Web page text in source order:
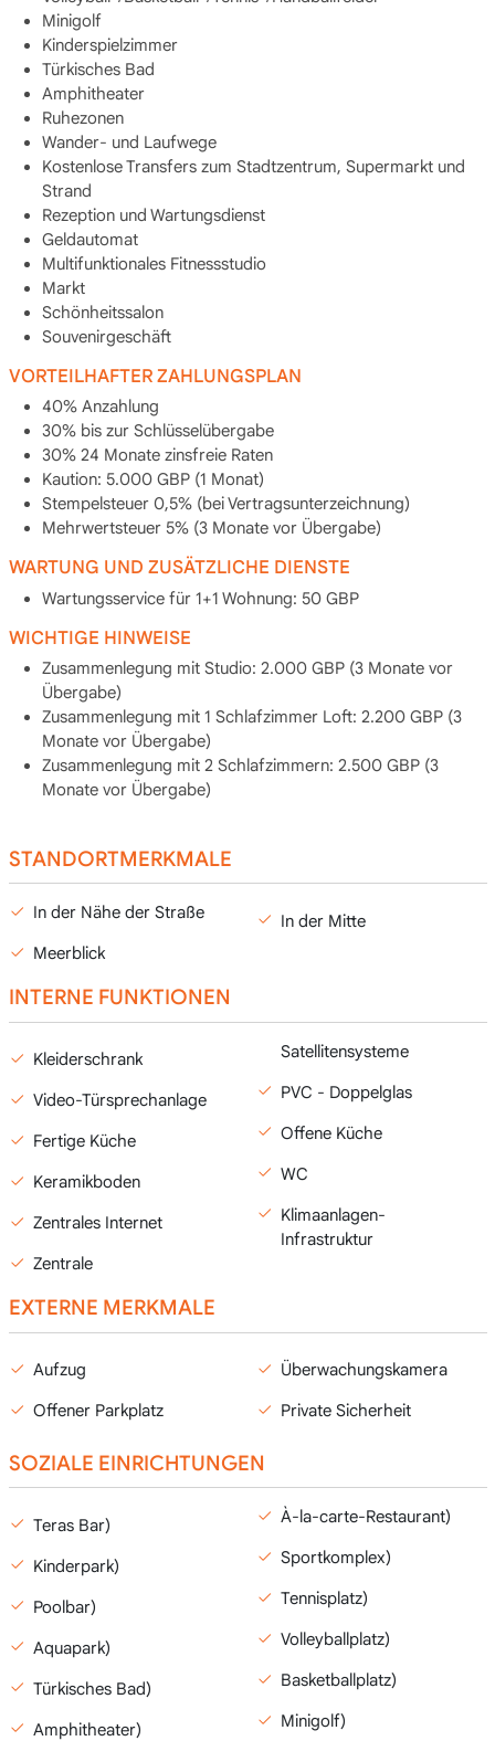
Minigolf
Kinderspielzimmer
Türkisches Bad
Amphitheater
Ruhezonen
Wander- und Laufwege
Kostenlose Transfers zum Stadtzentrum, Supermarkt und
Strand
Rezeption und Wartungsdienst
Geldautomat
Multifunktionales Fitnessstudio
Markt
Schönheitssalon
Souvenirgeschäft
VORTEILHAFTER ZAHLUNGSPLAN
40% Anzahlung
30% bis zur Schlüsselübergabe
30% 24 Monate zinsfreie Raten
Kaution: 5.000 GBP (1 Monat)
Stempelsteuer 0,5% (bei Vertragsunterzeichnung)
Mehrwertsteuer 5% (3 Monate vor Übergabe)
WARTUNG UND ZUSÄTZLICHE DIENSTE
Wartungsservice für 1+1 Wohnung: 50 GBP
WICHTIGE HINWEISE
Zusammenlegung mit Studio: 2.000 GBP (3 Monate vor
Übergabe)
Zusammenlegung mit 1 Schlafzimmer Loft: 2.200 GBP (3
Monate vor Übergabe)
Zusammenlegung mit 2 Schlafzimmern: 2.500 GBP (3
Monate vor Übergabe)
STANDORTMERKMALE
In der Nähe der Straße
Meerblick
In der Mitte
INTERNE FUNKTIONEN
Kleiderschrank
Video-Türsprechanlage
Fertige Küche
Keramikboden
Zentrales Internet
Zentrale
Satellitensysteme
PVC - Doppelglas
Offene Küche
WC
Klimaanlagen-
Infrastruktur
EXTERNE MERKMALE
Aufzug
Offener Parkplatz
Überwachungskamera
Private Sicherheit
SOZIALE EINRICHTUNGEN
Teras Bar)
Kinderpark)
Poolbar)
Aquapark)
Türkisches Bad)
Amphitheater)
À-la-carte-Restaurant)
Sportkomplex)
Tennisplatz)
Volleyballplatz)
Basketballplatz)
Minigolf)